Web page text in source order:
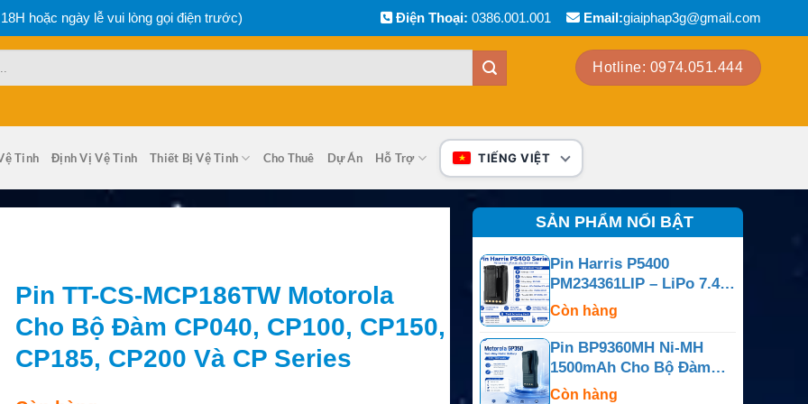
hoặc ngày lễ vui lòng gọi điện trước) Điện Thoại: 0386.001.001 Email:giaiphap3g@gmail.com
Hotline: 0974.051.444
Tinh Định Vị Vệ Tinh Thiết Bị Vệ Tinh Cho Thuê Dự Án Hỗ Trợ TIẾNG VIỆT
Pin TT-CS-MCP186TW Motorola
Cho Bộ Đàm CP040, CP100, CP150,
CP185, CP200 Và CP Series
SẢN PHẨM NỔI BẬT
Pin Harris P5400
PM234361LIP – LiPo 7.4V
4100mAh
Còn hàng
Pin BP9360MH Ni-MH
1500mAh Cho Bộ Đàm
Motorola GP350
Còn hàng